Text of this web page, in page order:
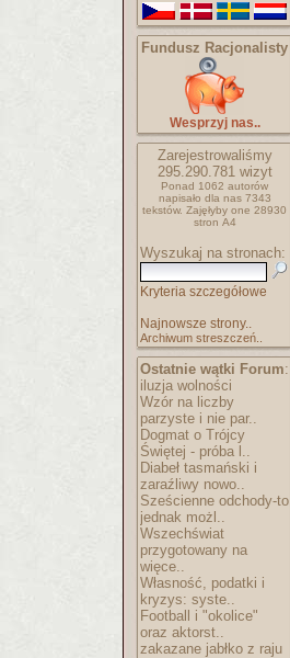
Fundusz Racjonalisty
Wesprzyj nas..
Zarejestrowaliśmy
295.290.781wizyt
Ponad 1062 autorów
napisało dla nas 7343
tekstów. Zajęłyby one 28930
stron A4
Wyszukaj na stronach:
Kryteria szczegółowe
Najnowsze strony..
Archiwum streszczeń..
Ostatnie wątki Forum:
iluzja wolności
Wzór na liczby
parzyste i nie par..
Dogmat o Trójcy
Świętej - próba l..
Diabeł tasmański i
zaraźliwy nowo..
Sześcienne odchody-to
jednak możl..
Wszechświat
przygotowany na
więce..
Własność, podatki i
kryzys: syste..
Football i "okolice"
oraz aktorst..
zakazane jabłko z raju